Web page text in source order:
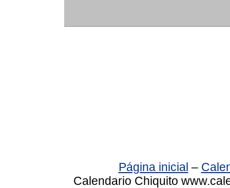
Página inicial –
Calendario Chiquito